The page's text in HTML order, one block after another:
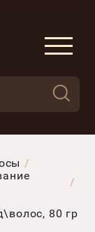
80 гр